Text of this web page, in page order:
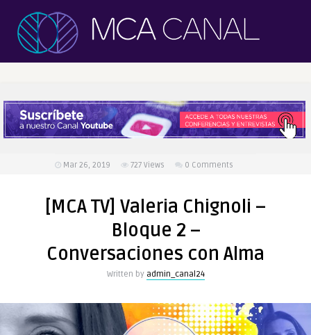
Mar 26, 2019 727 Views 0 Comments
[MCA TV] Valeria Chignoli –
Bloque 2 –
Conversaciones con Alma
Written by admin_canal24